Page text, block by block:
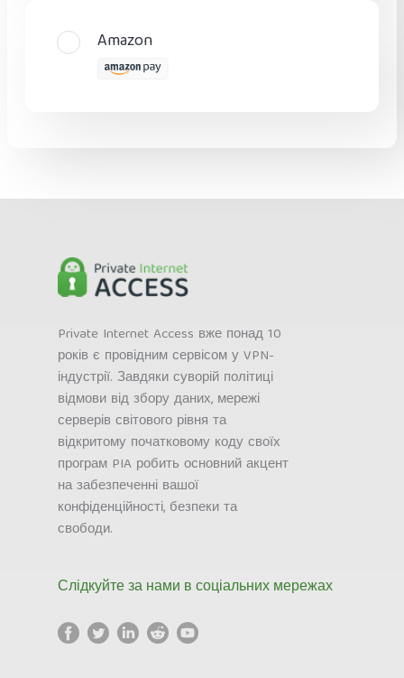
Amazon
Private Internet Access вже понад 10
років є провідним сервісом у VPN-
індустрії. Завдяки суворій політиці
відмови від збору даних, мережі
серверів світового рівня та
відкритому початковому коду своїх
програм PIA робить основний акцент
на забезпеченні вашої
конфіденційності, безпеки та
свободи.
Слідкуйте за нами в соціальних мережах